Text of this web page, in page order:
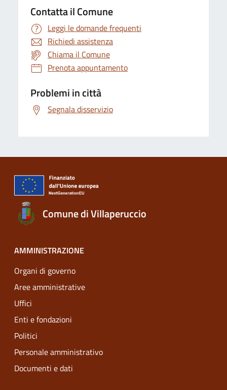
Contatta il Comune
Leggi le domande frequenti
Richiedi assistenza
Chiama il Comune
Prenota appuntamento
Problemi in città
Segnala disservizio
Comune di Villaperuccio
AMMINISTRAZIONE
Organi di governo
Aree amministrative
Uffici
Enti e fondazioni
Politici
Personale amministrativo
Documenti e dati